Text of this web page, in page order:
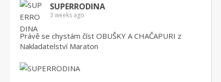
SUPERRODINA
3 weeks ago
Právě se chystám číst OBUŠKY A CHAČAPURI z
Nakladatelství Maraton